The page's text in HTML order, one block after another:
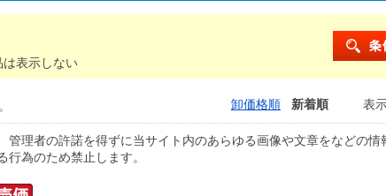
表示しない
卸価格順 新着順 表
管理者の許諾を得ずに当サイト内のあらゆる画像や文章をなどの情
行為のため禁止します。